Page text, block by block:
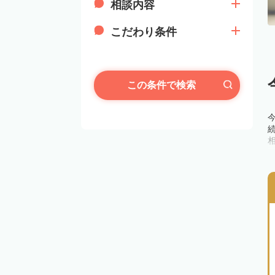
相談内容
こだわり条件
この条件で検索